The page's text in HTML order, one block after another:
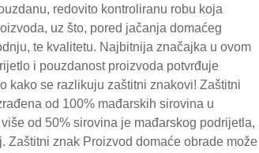
redovito kontroliranu robu koja
uz što, pored jačanja domaćeg
te kvalitetu. Najbitnija značajka u ovom
i pouzdanost proizvoda potvrđuje
kako se razlikuju zaštitni znakovi! Zaštitni
od 100% mađarskih sirovina u
od 50% sirovina je mađarskog podrijetla,
Zaštitni znak Proizvod domaće obrade može